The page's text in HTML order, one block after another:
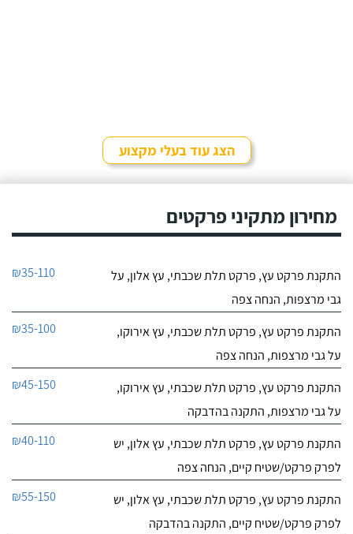
הצג עוד בעלי מקצוע
מחירון מתקיני פרקטים
התקנת פרקט עץ, פרקט תלת שכבתי, עץ אלון, על
גבי מרצפות, הנחה צפה
₪35-110
התקנת פרקט עץ, פרקט תלת שכבתי, עץ אירוקו,
על גבי מרצפות, הנחה צפה
₪35-100
התקנת פרקט עץ, פרקט תלת שכבתי, עץ אירוקו,
על גבי מרצפות, התקנה בהדבקה
₪45-150
התקנת פרקט עץ, פרקט תלת שכבתי, עץ אלון, יש
לפרק פרקט/שטיח קיים, הנחה צפה
₪40-110
התקנת פרקט עץ, פרקט תלת שכבתי, עץ אלון, יש
לפרק פרקט/שטיח קיים, התקנה בהדבקה
₪55-150